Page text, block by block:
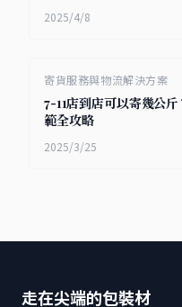
2025/4/8
寄貨服務與物流解決方案
7-11店到店可以寄幾公
範全攻略
2025/3/25
走在尖端的包裝材